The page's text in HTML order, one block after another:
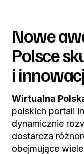
Nowe
Polsce
i
Wirtualna
polskich portali
dynamicznie
dostarcza
obejmujące